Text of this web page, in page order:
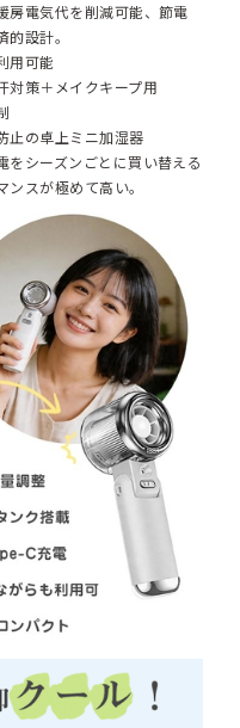
房電気代を削減可能、節電
設計。
用可能
対策＋メイクキープ用
止の卓上ミニ加湿器
をシーズンごとに買い替える
スが極めて高い。